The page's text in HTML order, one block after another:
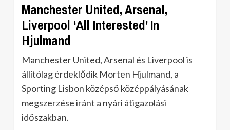
Manchester United, Arsenal,
Liverpool ‘All Interested’ In
Hjulmand
Manchester United, Arsenal és Liverpool is
állítólag érdeklődik Morten Hjulmand, a
Sporting Lisbon középső középpályásának
megszerzése iránt a nyári átigazolási
időszakban.